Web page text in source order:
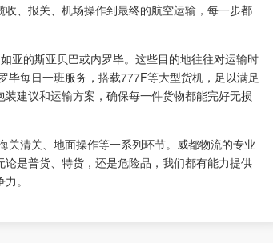
、报关、机场操作到最终的航空运输，每一步都
如亚的斯亚贝巴或内罗毕。这些目的地往往对运输时
每日一班服务，搭载777F等大型货机，足以满足
建议和运输方案，确保每一件货物都能完好无损
关清关、地面操作等一系列环节。威都物流的专业
是普货、特货，还是危险品，我们都有能力提供
。